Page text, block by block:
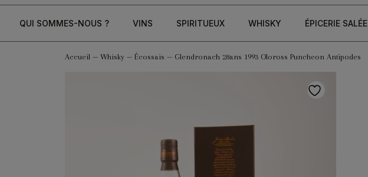
QUI SOMMES-NOUS ? VINS SPIRITUEUX WHISKY ÉPICERIE SALÉE
Accueil— Whisky— Écossais — Glendronach 28ans 1993 Oloross Puncheon Antipodes